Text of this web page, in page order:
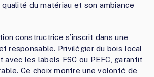
du matériau et son ambiance
constructrice s’inscrit dans une
responsable. Privilégier du bois local
les labels FSC ou PEFC, garantit
Ce choix montre une volonté de